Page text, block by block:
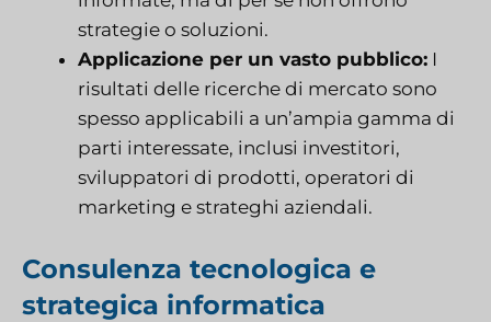
strategie o soluzioni.
Applicazione per un vasto pubblico: I
risultati delle ricerche di mercato sono
spesso applicabili a un’ampia gamma di
parti interessate, inclusi investitori,
sviluppatori di prodotti, operatori di
marketing e strateghi aziendali.
Consulenza tecnologica e
strategica informatica